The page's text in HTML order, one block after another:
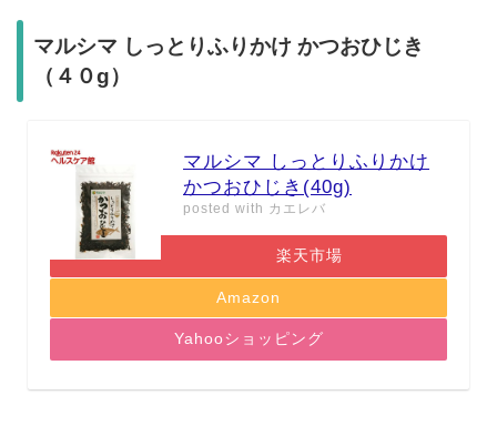
マルシマ しっとりふりかけ かつおひじき
（４０g）
マルシマ しっとりふりかけ
かつおひじき(40g)
posted with カエレバ
楽天市場
Amazon
Yahooショッピング